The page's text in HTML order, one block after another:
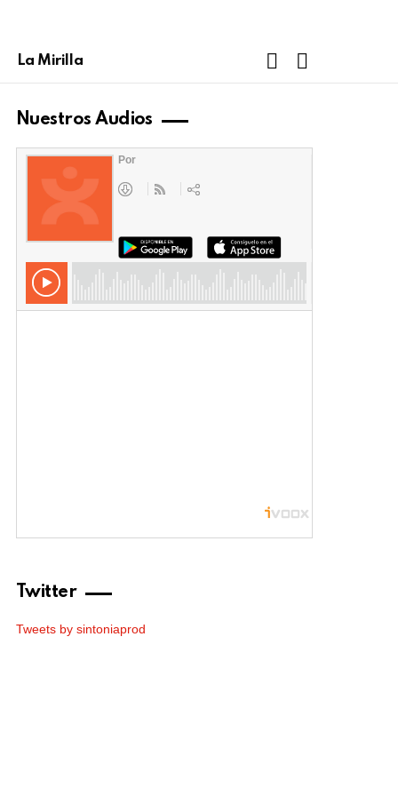
La Mirilla
FOLLOW
Nuestros Audios
Twitter
Tweets by sintoniaprod